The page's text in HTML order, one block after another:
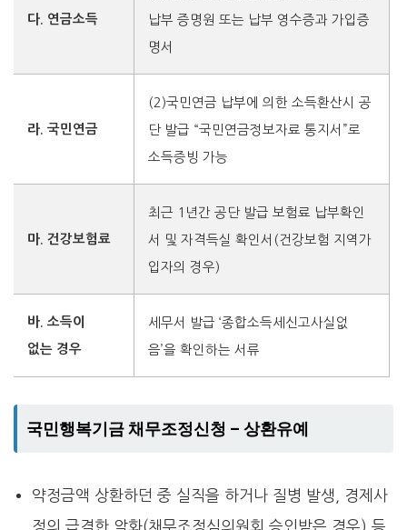
다. 연금소득
납부 증명원 또는 납부 영수증과 가입증
명서
라. 국민연금
(2)국민연금 납부에 의한 소득환산시 공
단 발급 “국민연금정보자료 통지서”로
소득증빙 가능
마. 건강보험료
최근 1년간 공단 발급 보험료 납부확인
서 및 자격득실 확인서(건강보험 지역가
입자의 경우)
바. 소득이
없는 경우
세무서 발급 ‘종합소득세신고사실없
음’을 확인하는 서류
국민행복기금 채무조정신청 – 상환유예
약정금액 상환하던 중 실직을 하거나 질병 발생, 경제사
정의 급격한 악화(채무조정심의원회 승인받은 경우) 등